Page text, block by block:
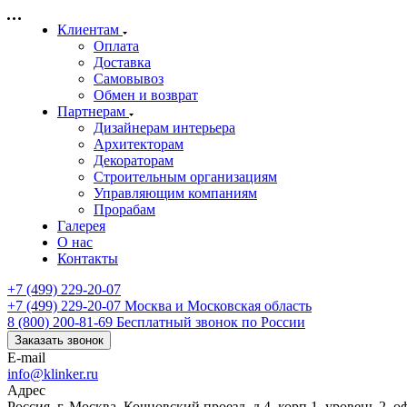
Клиентам
Оплата
Доставка
Самовывоз
Обмен и возврат
Партнерам
Дизайнерам интерьера
Архитекторам
Декораторам
Строительным организациям
Управляющим компаниям
Прорабам
Галерея
О нас
Контакты
+7 (499) 229-20-07
+7 (499) 229-20-07 Москва и Московская область
8 (800) 200-81-69 Бесплатный звонок по России
Заказать звонок
E-mail
info@klinker.ru
Адрес